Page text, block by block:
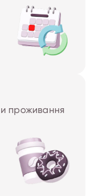
проживання